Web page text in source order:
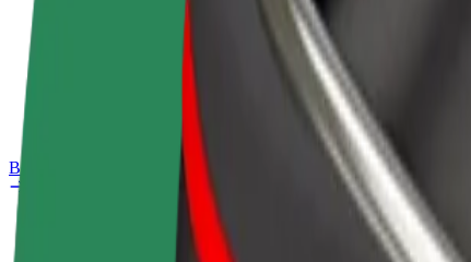
Informar de un problema
Bolt Plus